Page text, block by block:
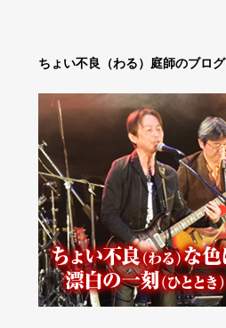
ちょい不良（わる）庭師のブログ